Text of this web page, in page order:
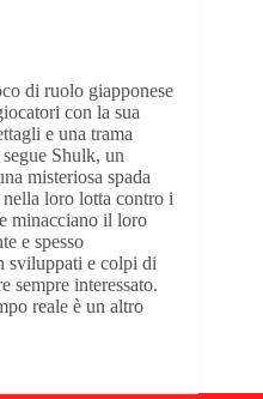
di ruolo giapponese
con la sua
e una trama
Shulk, un
misteriosa spada
loro lotta contro i
minacciano il loro
e spesso
sviluppati e colpi di
sempre interessato.
reale è un altro